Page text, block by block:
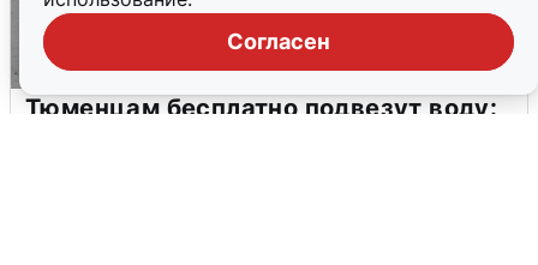
Согласен
Тюменцам бесплатно подвезут воду: